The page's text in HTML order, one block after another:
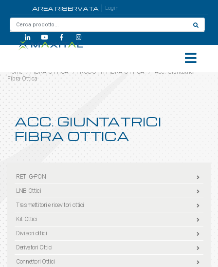
AREA RISERVATA Login
Home / FIBRA OTTICA / PRODOTTI FIBRA OTTICA /
Acc. Giuntatrici
Fibra Ottica
ACC. GIUNTATRICI
FIBRA OTTICA
RETI G-PON
LNB Ottici
Trasmettitori e ricevitori ottici
Kit Ottici
Divisori ottici
Derivatori Ottici
Connettori Ottici